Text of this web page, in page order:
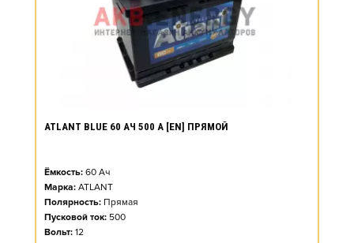
ATLANT BLUE 60 АЧ 500 А [EN] ПРЯМОЙ
Ёмкость: 60 Ач
Марка: ATLANT
Полярность: Прямая
Пусковой ток: 500
Вольт: 12